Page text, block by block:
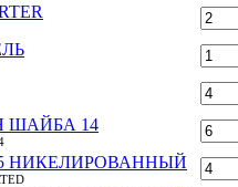
ШАЙБА 14
НИКЕЛИРОВАННЫЙ